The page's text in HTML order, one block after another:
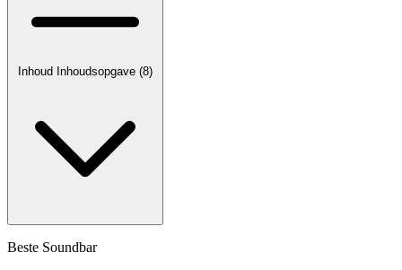
Inhoud Inhoudsopgave (8)
Beste Soundbar